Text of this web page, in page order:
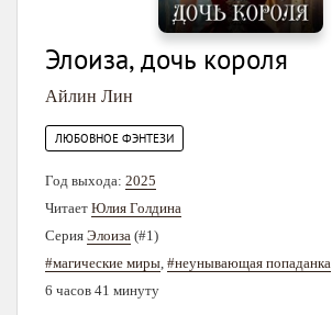
Элоиза, дочь короля
Айлин Лин
ЛЮБОВНОЕ ФЭНТЕЗИ
Год выхода: 2025
Читает Юлия Голдина
Серия Элоиза (#1)
#магические миры, #неунывающая попаданка
6 часов 41 минуту